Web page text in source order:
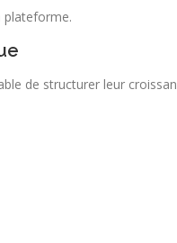
plateforme.
de structurer leur